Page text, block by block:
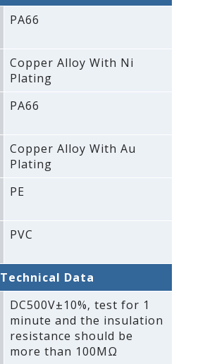
PA66
Copper Alloy With Ni
Plating
PA66
Copper Alloy With Au
Plating
PE
PVC
Technical Data
DC500V±10%‚ test for 1
minute and the insulation
resistance should be
more than 100MΩ